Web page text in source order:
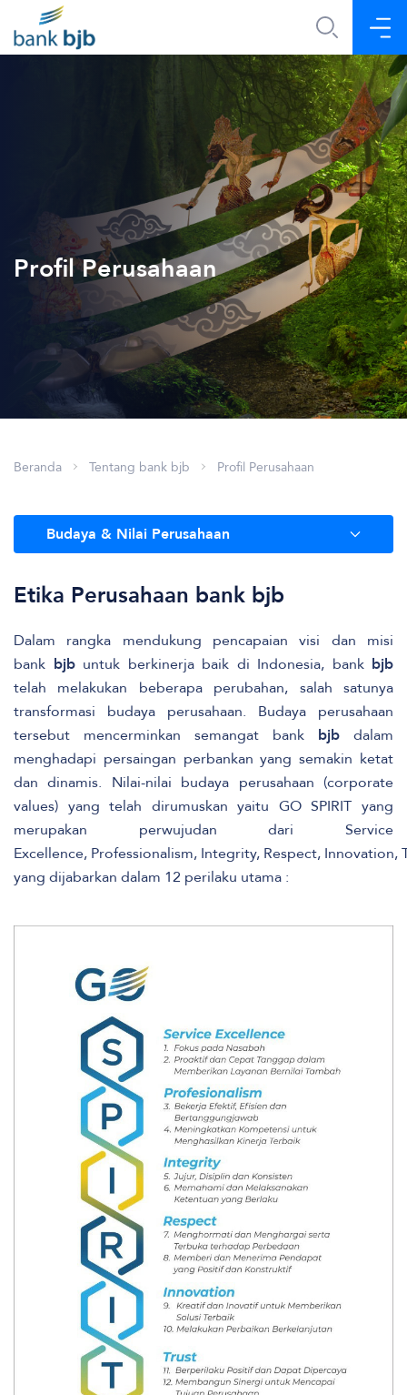
Profil Perusahaan
Beranda Tentang bank bjb Profil Perusahaan
Budaya & Nilai Perusahaan
Etika Perusahaan bank bjb
Dalam rangka mendukung pencapaian visi dan misi
bank bjbuntuk berkinerja baik di Indonesia, bank bjb
telah melakukan beberapa perubahan, salah satunya
transformasi budaya perusahaan. Budaya perusahaan
tersebut mencerminkan semangat bank bjb dalam
menghadapi persaingan perbankan yang semakin ketat
dan dinamis. Nilai-nilai budaya perusahaan (corporate
values) yang telah dirumuskan yaitu GO SPIRIT yang
merupakan perwujudan dari Service
Excellence, Professionalism, Integrity, Respect, Innovation,
yang dijabarkan dalam 12 perilaku utama :